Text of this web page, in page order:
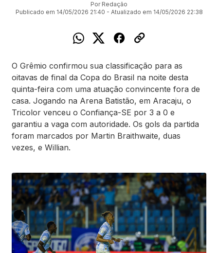
Por Redação
Publicado em 14/05/2026 21:40 - Atualizado em 14/05/2026 22:38
O Grêmio confirmou sua classificação para as
oitavas de final da Copa do Brasil na noite desta
quinta-feira com uma atuação convincente fora de
casa. Jogando na Arena Batistão, em Aracaju, o
Tricolor venceu o Confiança-SE por 3 a 0 e
garantiu a vaga com autoridade. Os gols da partida
foram marcados por Martin Braithwaite, duas
vezes, e Willian.